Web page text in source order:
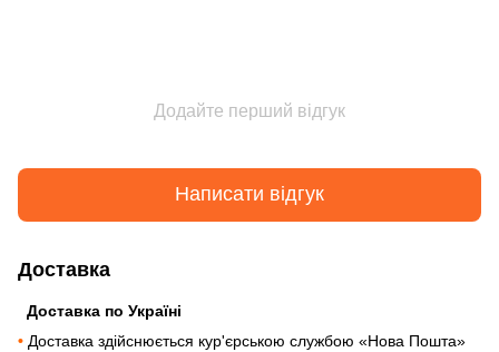
Додайте перший відгук
Написати відгук
Доставка
Доставка по Україні
• Доставка здійснюється кур'єрською службою «Нова Пошта»